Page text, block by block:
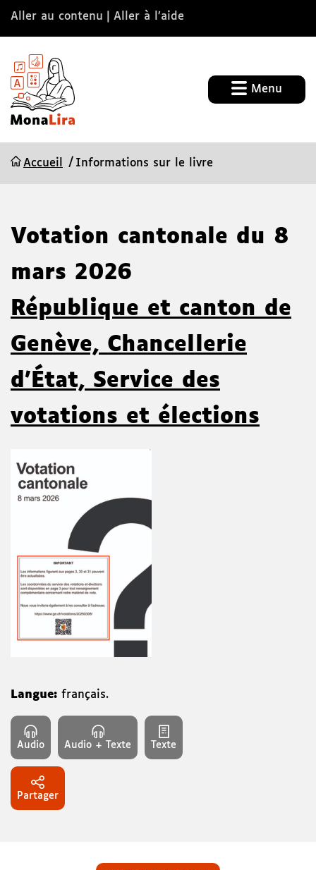
Aller au contenu Aller à l’aide
Menu
Accueil Informations sur le livre
Votation cantonale du 8
mars 2026
République et canton de
Genève, Chancellerie
d'État, Service des
votations et élections
Langue: français.
Audio Audio + Texte Texte
Partager